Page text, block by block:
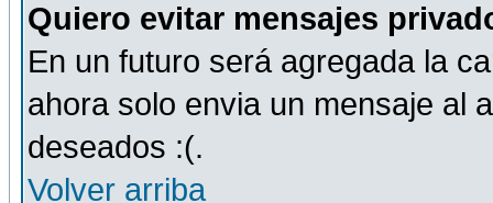
Quiero evitar mensajes
En un futuro será agregada la
ahora solo envia un mensaje al
deseados :(.
Volver arriba